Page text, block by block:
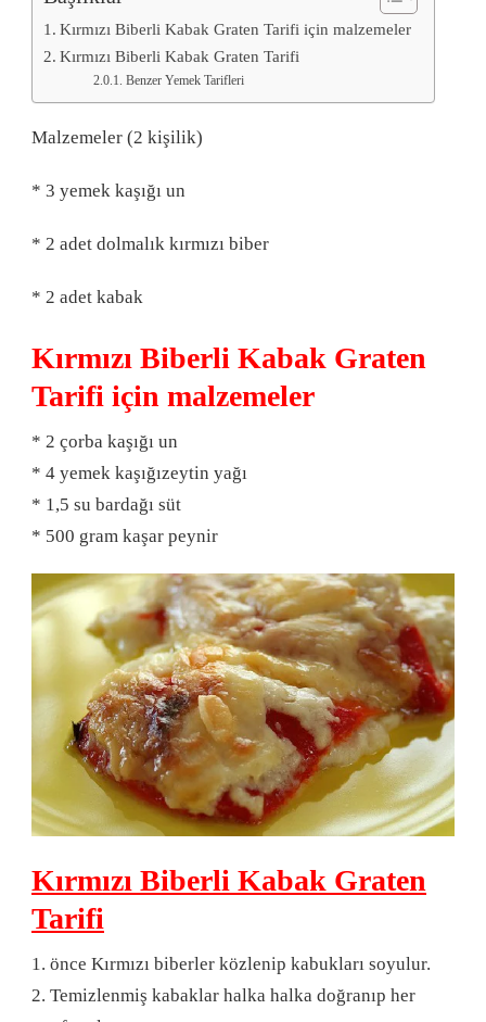
Kırmızı Biberli Kabak Graten Tarifi için malzemeler
Kırmızı Biberli Kabak Graten Tarifi
Benzer Yemek Tarifleri
Malzemeler (2 kişilik)
* 3 yemek kaşığı un
* 2 adet dolmalık kırmızı biber
* 2 adet kabak
Kırmızı Biberli Kabak Graten
Tarifi için malzemeler
* 2 çorba kaşığı un
* 4 yemek kaşığızeytin yağı
* 1,5 su bardağı süt
* 500 gram kaşar peynir
Kırmızı Biberli Kabak Graten
Tarifi
1. önce Kırmızı biberler közlenip kabukları soyulur.
2. Temizlenmiş kabaklar halka halka doğranıp her